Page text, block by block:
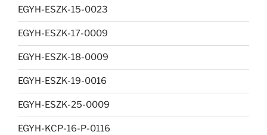
EGYH-ESZK-15-0023
EGYH-ESZK-17-0009
EGYH-ESZK-18-0009
EGYH-ESZK-19-0016
EGYH-ESZK-25-0009
EGYH-KCP-16-P-0116